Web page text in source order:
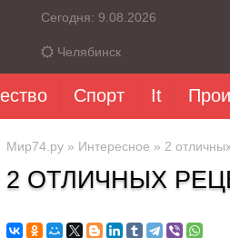
Сегодня: 9.08.2026
Челябинск
Спорт It
Мир74.ру » Интересное » 2
2 ОТЛИЧНЫХ